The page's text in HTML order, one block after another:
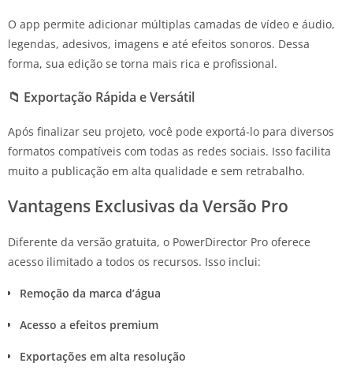
O app permite adicionar múltiplas camadas de vídeo e áudio,
legendas, adesivos, imagens e até efeitos sonoros. Dessa
forma, sua edição se torna mais rica e profissional.
📁 Exportação Rápida e Versátil
Após finalizar seu projeto, você pode exportá-lo para diversos
formatos compatíveis com todas as redes sociais. Isso facilita
muito a publicação em alta qualidade e sem retrabalho.
Vantagens Exclusivas da Versão Pro
Diferente da versão gratuita, o PowerDirector Pro oferece
acesso ilimitado a todos os recursos. Isso inclui:
Remoção da marca d’água
Acesso a efeitos premium
Exportações em alta resolução